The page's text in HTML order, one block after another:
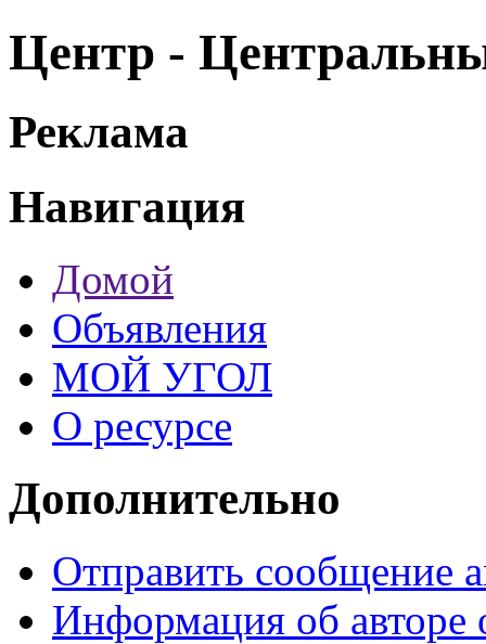
Центр -
Реклама
Навигация
Домой
Объявления
МОЙ УГОЛ
О ресурсе
Дополнительно
Отправить сообщение
Информация об авторе